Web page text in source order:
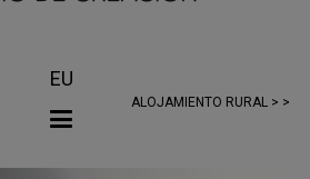
EU
ALOJAMIENTO RURAL > >